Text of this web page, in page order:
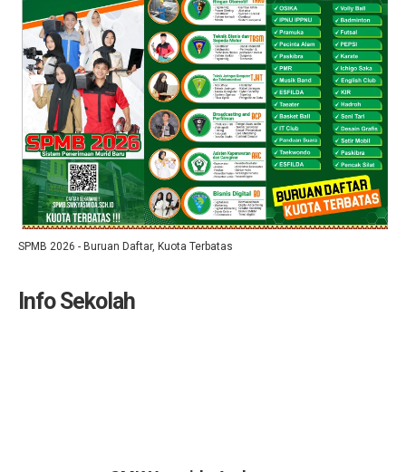
SPMB 2026 - Buruan Daftar, Kuota Terbatas
Info Sekolah